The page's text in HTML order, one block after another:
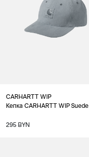
CARHARTT WIP
Кепка CARHARTT WIP Suede
295 BYN